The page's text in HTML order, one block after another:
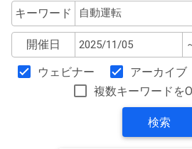
キーワード
開催日
ウェビナー アーカイブ
複数キーワードを
検索